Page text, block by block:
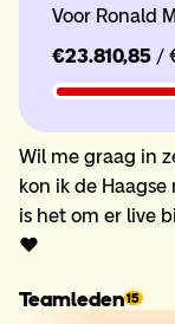
Voor Ronald
€23.810,85 /
Wil me graag in
kon ik de
is het om er live
❤️
Teamleden15